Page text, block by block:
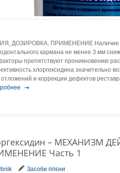
ДОЗИРОВКА, ПРИМЕНЕНИЕ Наличие
кармана не менее 3 мм
препятствуют проникновению
хлоргексидина значительно
и коррекции дефектов
– МЕХАНИЗМ
Часть 1
Засоби гігієни